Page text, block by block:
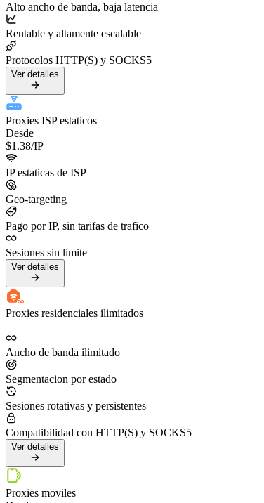
Alto ancho de banda, baja latencia
Rentable y altamente escalable
Protocolos HTTP(S) y SOCKS5
Ver detalles
Proxies ISP estaticos
Desde
$1.38/IP
IP estaticas de ISP
Geo-targeting
Pago por IP, sin tarifas de trafico
Sesiones sin limite
Ver detalles
Proxies residenciales ilimitados
Ancho de banda ilimitado
Segmentacion por estado
Sesiones rotativas y persistentes
Compatibilidad con HTTP(S) y SOCKS5
Ver detalles
Proxies moviles